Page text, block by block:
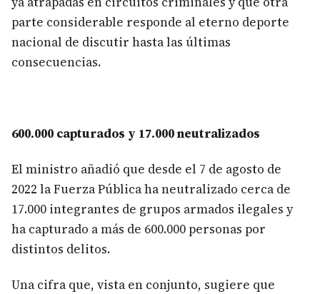
parte considerable responde al eterno deporte
nacional de discutir hasta las últimas
consecuencias.
600.000 capturados y 17.000 neutralizados
El ministro añadió que desde el 7 de agosto de
2022 la Fuerza Pública ha neutralizado cerca de
17.000 integrantes de grupos armados ilegales y
ha capturado a más de 600.000 personas por
distintos delitos.
Una cifra que, vista en conjunto, sugiere que